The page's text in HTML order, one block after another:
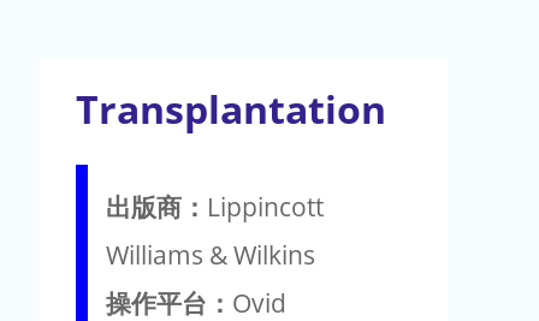
Transplantation
出版商： Lippincott
Williams & Wilkins
操作平台： Ovid